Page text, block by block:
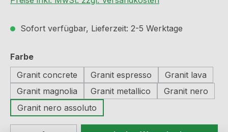
Sofort verfügbar, Lieferzeit: 2-5 Werktage
Farbeauswählen
Granit concrete
Granit espresso
Granit lava
Granit magnolia
Granit metallico
Granit nero
Granit nero assoluto